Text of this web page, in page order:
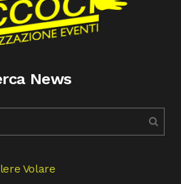
News
Volare